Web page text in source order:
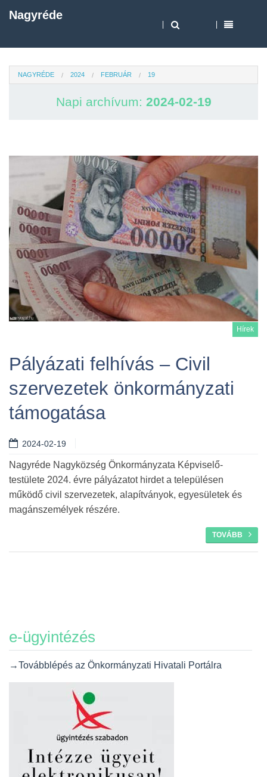
Nagyréde
NAGYRÉDE 2024 FEBRUÁR 19
Napi archívum: 2024-02-19
Hírek
Pályázati felhívás – Civil
szervezetek önkormányzati
támogatása
2024-02-19
Nagyréde Nagyközség Önkormányzata Képviselő-
testülete 2024. évre pályázatot hirdet a településen
működő civil szervezetek, alapítványok, egyesületek és
magánszemélyek részére.
TOVÁBB
e-ügyintézés
→Továbblépés az Önkormányzati Hivatali Portálra